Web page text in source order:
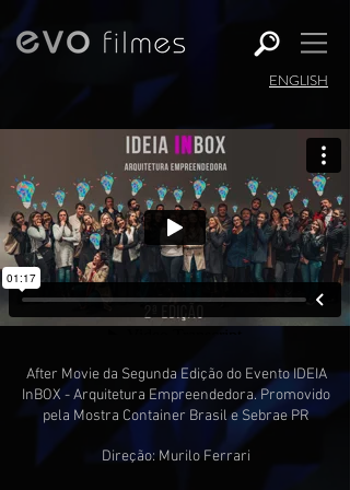
ENGLISH
After Movie da Segunda Edição do Evento IDEIA
InBOX - Arquitetura Empreendedora. Promovido
pela Mostra Container Brasil e Sebrae PR
Direção: Murilo Ferrari